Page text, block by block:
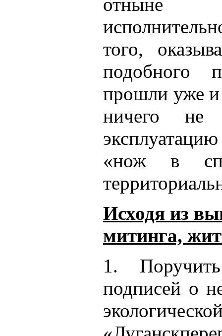
того,
подобного
прошли уже
ничего не
«нож в
Исходя из
митинга,
1.
подписей о